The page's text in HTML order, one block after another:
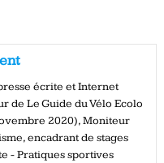
écrite et Internet
de Le Guide du Vélo Ecolo
2020), Moniteur
encadrant de stages
- Pratiques sportives